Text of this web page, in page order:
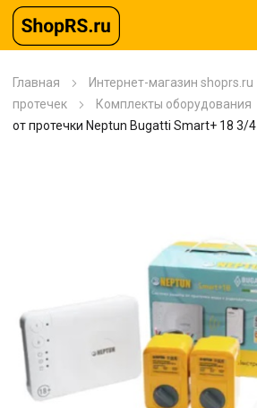
Главная Интернет-магазин shoprs.ru
протечек
Комплекты оборудования
от протечки Neptun Bugatti Smart+ 18 3/4